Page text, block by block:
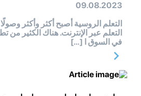
09.08.2023
التعلم الروسية أصبح أكثر وأكثر
التعلم عبر الإنترنت. هناك الكثير من
في السوق ا […]